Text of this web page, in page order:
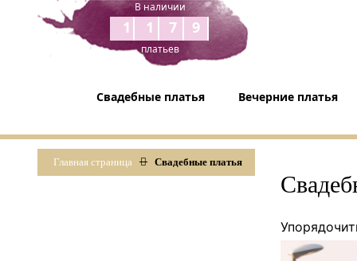
В наличии
1179
платьев
Свадебные платья Вечерние платья
Главная страница Свадебные платья